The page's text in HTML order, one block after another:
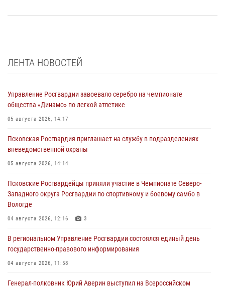
ЛЕНТА НОВОСТЕЙ
Управление Росгвардии завоевало серебро на чемпионате
общества «Динамо» по легкой атлетике
05 августа 2026, 14:17
Псковская Росгвардия приглашает на службу в подразделениях
вневедомственной охраны
05 августа 2026, 14:14
Псковские Росгвардейцы приняли участие в Чемпионате Северо-
Западного округа Росгвардии по спортивному и боевому самбо в
Вологде
04 августа 2026, 12:16 3
В региональном Управление Росгвардии состоялся единый день
государственно-правового информирования
04 августа 2026, 11:58
Генерал-полковник Юрий Аверин выступил на Всероссийском